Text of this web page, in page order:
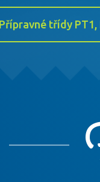
Přípravné třídy PT1,